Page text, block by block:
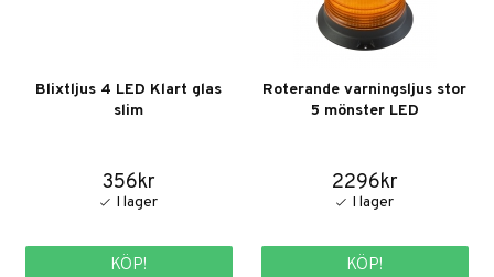
Blixtljus 4 LED Klart glas
slim
356kr
KÖP!
Roterande varningsljus stor
5 mönster LED
2296kr
KÖP!